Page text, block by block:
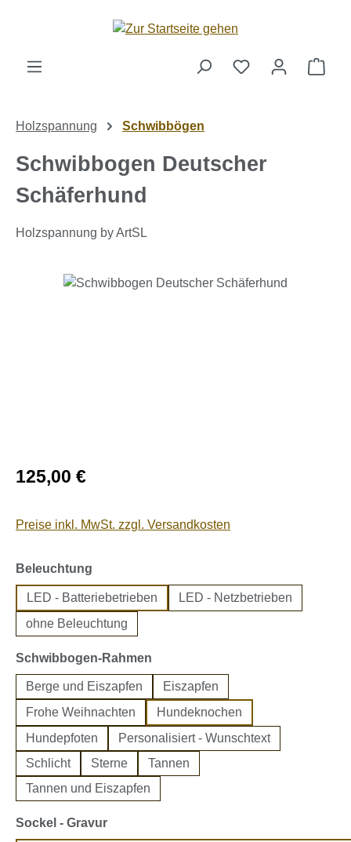
Zum Hauptinhalt springen
Holzspannung Schwibbögen
Schwibbogen Deutscher
Schäferhund
Holzspannung by ArtSL
Bildergalerie überspringen
Regulärer Preis:
125,00 €
Preise inkl. MwSt. zzgl. Versandkosten
Beleuchtung
LED - Batteriebetrieben
LED - Netzbetrieben
ohne Beleuchtung
Schwibbogen-Rahmen
Berge und Eiszapfen
Eiszapfen
Frohe Weihnachten
Hundeknochen
Hundepfoten
Personalisiert - Wunschtext
Schlicht
Sterne
Tannen
Tannen und Eiszapfen
Sockel - Gravurauswählen